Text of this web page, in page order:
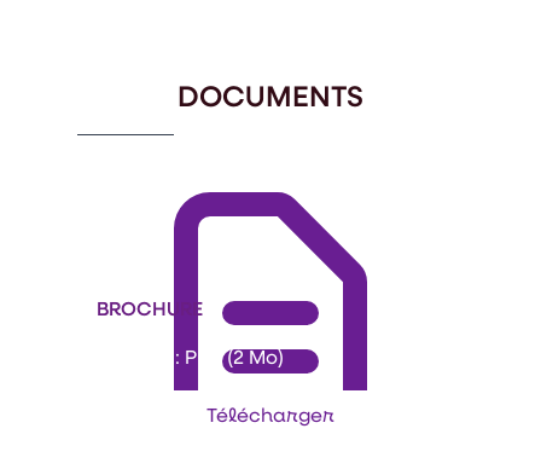
DOCUMENTS
BROCHURE
Format : PDF (2 Mo)
Télécharger